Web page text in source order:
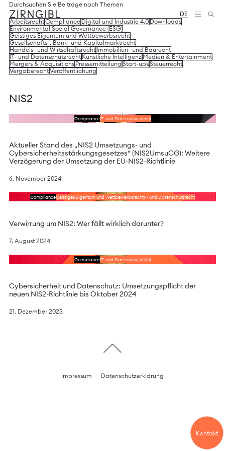
Zum
Inhalt
springen
Diese
Website
Zirngibl,
eine
Wirtschaftskanzlei,
wurde
vom
Digitalbüro
gestaltet
und
technisch
umgesetzt
Fokus
durchdachtes
Design,
Webtechnologien
und
Zugang.
DE
Kontakt
NIS2
Durchsuchen Sie Beiträge nach Themen
ArbeitsrechtCompliance Digital und Industrie 4.0 Downloads
Environmental Social Governance (ESG)
Geistiges Eigentum und Wettbewerbsrecht
Gesellschafts-, Bank- und Kapitalmarktrecht
Handels- und Wirtschaftsrecht Immobilien- und Baurecht
IT- und Datenschutzrecht Künstliche Intelligenz Medien & Entertainment
Mergers & Acquisitions Pressemitteilung Start-upsSteuerrecht
VergaberechtVeröffentlichung
Lesen Sie das Schreiben
ComplianceIT- und Datenschutzrecht
Aktueller Stand des „NIS2 Umsetzungs- und
Cybersicherheitsstärkungsgesetzes“ (NIS2UmsuCG): Weitere
Verzögerung der Umsetzung der EU-NIS2-Richtlinie
6. November 2024
Lesen Sie das Schreiben
ComplianceGeistiges Eigentum und WettbewerbsrechtIT- und Datenschutzrecht
Verwirrung um NIS2: Wer fällt wirklich darunter?
7. August 2024
Lesen Sie das Schreiben
ComplianceIT- und Datenschutzrecht
Cybersicherheit und Datenschutz: Umsetzungspflicht der
neuen NIS2-Richtlinie bis Oktober 2024
21. Dezember 2023
Impressum Datenschutzerklärung